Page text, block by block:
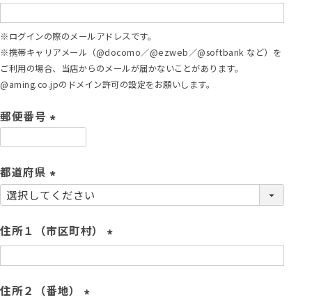
(
必
須
)
※ログインの際のメールアドレスです。
※携帯キャリアメール（@docomo／@ezweb／@softbank など）を
ご利用の場合、当店からのメールが届かないことがあります。
@aming.co.jpのドメイン許可の設定をお願いします。
郵便番号
須
)
都道府県
(
必
須
)
住所１（市区町村）
(
必
住所２（番地）